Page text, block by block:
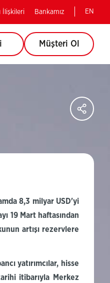
İlişkileri Bankamız EN
Müşteri Ol
(Bu
8,3 milyar USD'yi
19 Mart haftasından
artışı rezervlere
yatırımcılar, hisse
itibarıyla Merkez